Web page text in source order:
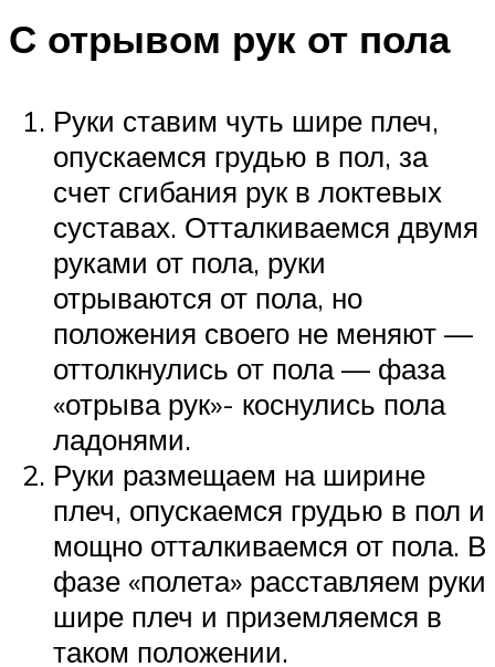
С отрывом рук от пола
Руки ставим чуть шире плеч,
опускаемся грудью в пол, за
счет сгибания рук в локтевых
суставах. Отталкиваемся двумя
руками от пола, руки
отрываются от пола, но
положения своего не меняют —
оттолкнулись от пола — фаза
«отрыва рук»- коснулись пола
ладонями.
Руки размещаем на ширине
плеч, опускаемся грудью в пол и
мощно отталкиваемся от пола. В
фазе «полета» расставляем руки
шире плеч и приземляемся в
таком положении.